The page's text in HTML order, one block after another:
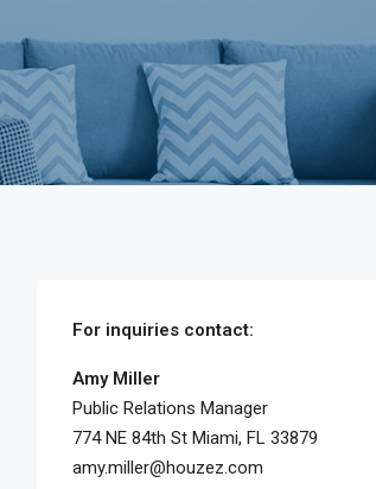
For inquiriescontact:
Amy Miller
Public Relations Manager
774 NE 84th St Miami, FL 33879
amy.miller@houzez.com